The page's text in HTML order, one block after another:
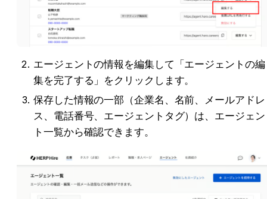
エージェントの情報を編集して「エージェントの編
集を完了する」をクリックします。
保存した情報の一部（企業名、名前、メールアドレ
ス、電話番号、エージェントタグ）は、エージェン
ト一覧から確認できます。